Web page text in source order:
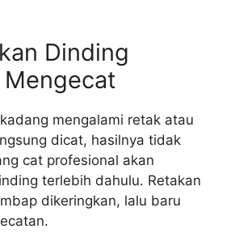
Dinding
mengalami retak atau
dicat, hasilnya tidak
cat profesional akan
terlebih dahulu. Retakan
dikeringkan, lalu baru